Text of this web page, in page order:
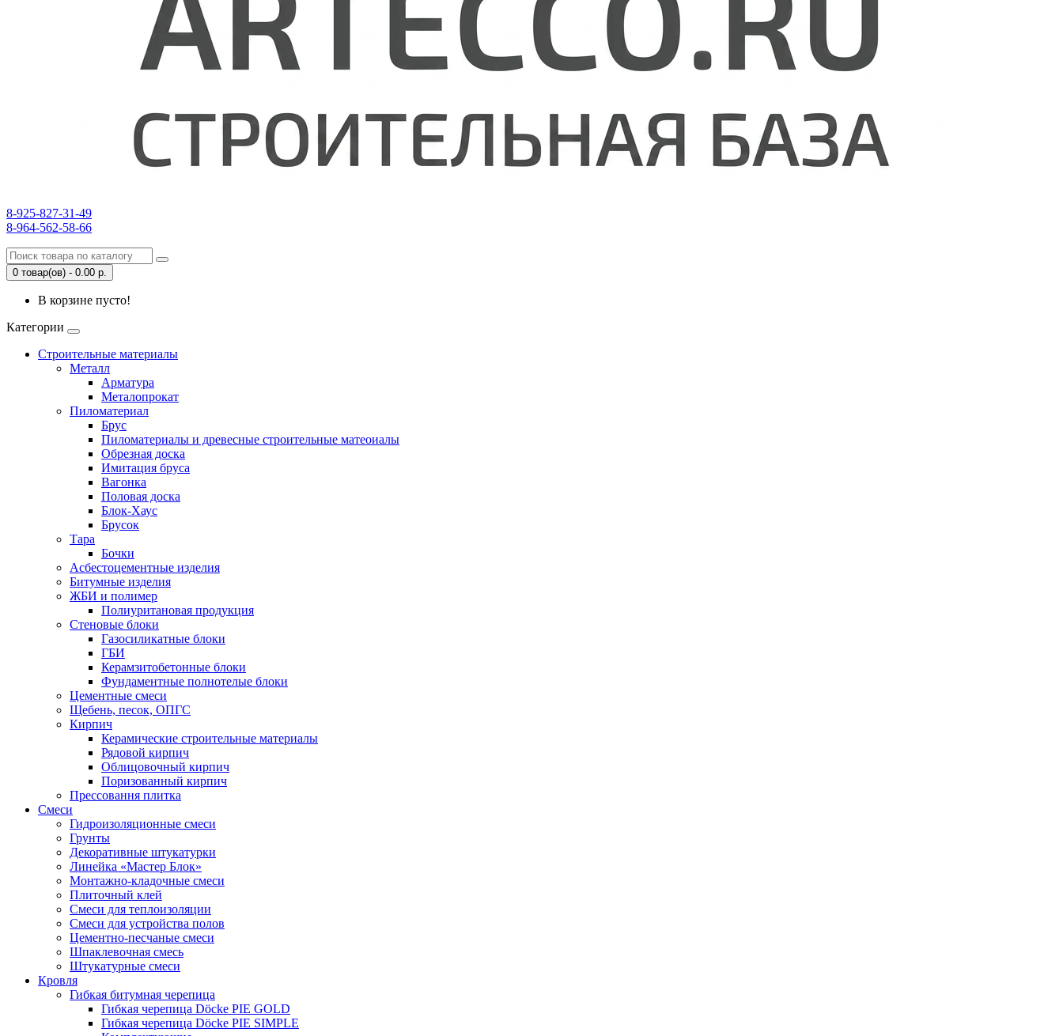
8-925-827-31-49
8-964-562-58-66
0 товар(ов) - 0.00 р.
В корзине пусто!
Категории
Строительные материалы
Металл
Арматура
Металопрокат
Пиломатериал
Брус
Пиломатериалы и древесные строительные матеоиалы
Обрезная доска
Имитация бруса
Вагонка
Половая доска
Блок-Хаус
Брусок
Тара
Бочки
Асбестоцементные изделия
Битумные изделия
ЖБИ и полимер
Полиуритановая продукция
Стеновые блоки
Газосиликатные блоки
ГБИ
Керамзитобетонные блоки
Фундаментные полнотелые блоки
Цементные смеси
Щебень, песок, ОПГС
Кирпич
Керамические строительные материалы
Рядовой кирпич
Облицовочный кирпич
Поризованный кирпич
Прессовання плитка
Смеси
Гидроизоляционные смеси
Грунты
Декоративные штукатурки
Линейка «Мастер Блок»
Монтажно-кладочные смеси
Плиточный клей
Смеси для теплоизоляции
Смеси для устройства полов
Цементно-песчаные смеси
Шпаклевочная смесь
Штукатурные смеси
Кровля
Гибкая битумная черепица
Гибкая черепица Döcke PIE GOLD
Гибкая черепица Döcke PIE SIMPLE